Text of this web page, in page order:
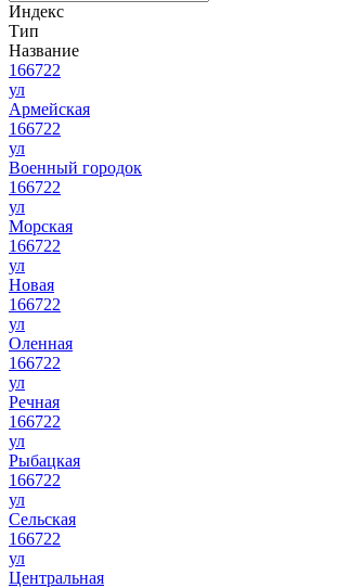
Индекс
Тип
Название
166722
ул
Армейская
166722
ул
Военный городок
166722
ул
Морская
166722
ул
Новая
166722
ул
Оленная
166722
ул
Речная
166722
ул
Рыбацкая
166722
ул
Сельская
166722
ул
Центральная